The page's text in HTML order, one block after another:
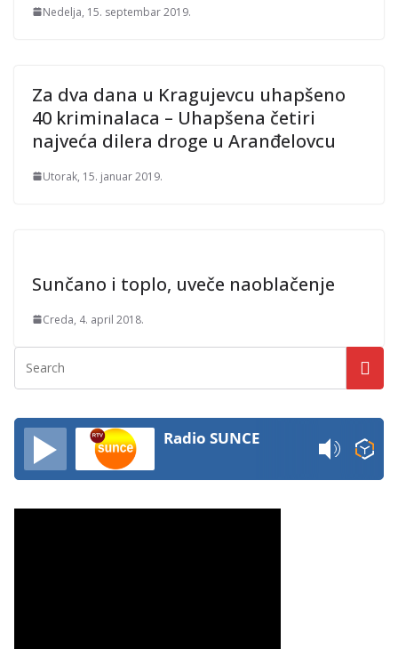
Nedelja, 15. septembar 2019.
Za dva dana u Kragujevcu uhapšeno
40 kriminalaca – Uhapšena četiri
najveća dilera droge u Aranđelovcu
Utorak, 15. januar 2019.
Sunčano i toplo, uveče naoblačenje
Creda, 4. april 2018.
Radio SUNCE